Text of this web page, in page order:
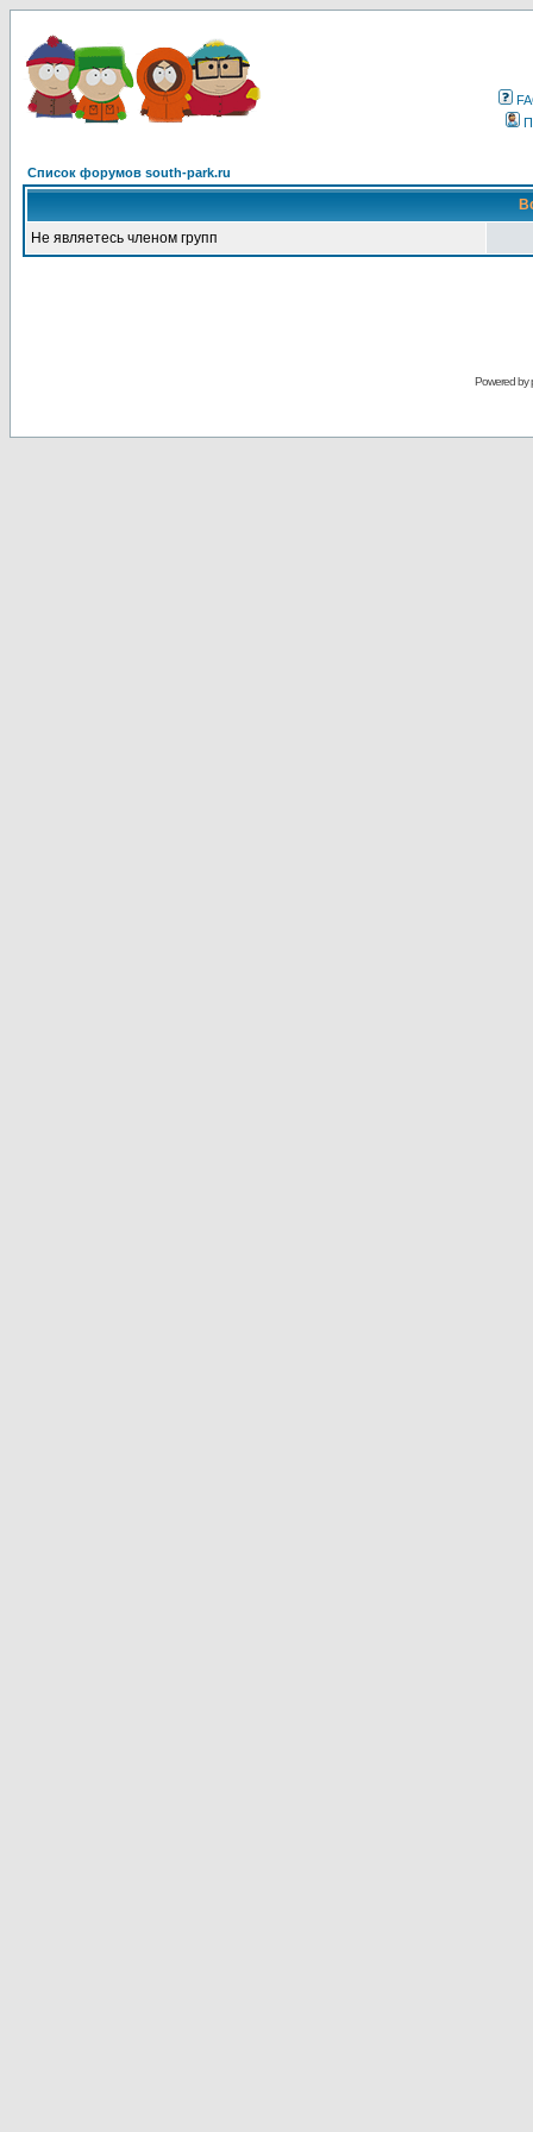
Список форумов south-park.ru
Не являетесь членом групп
Powered by